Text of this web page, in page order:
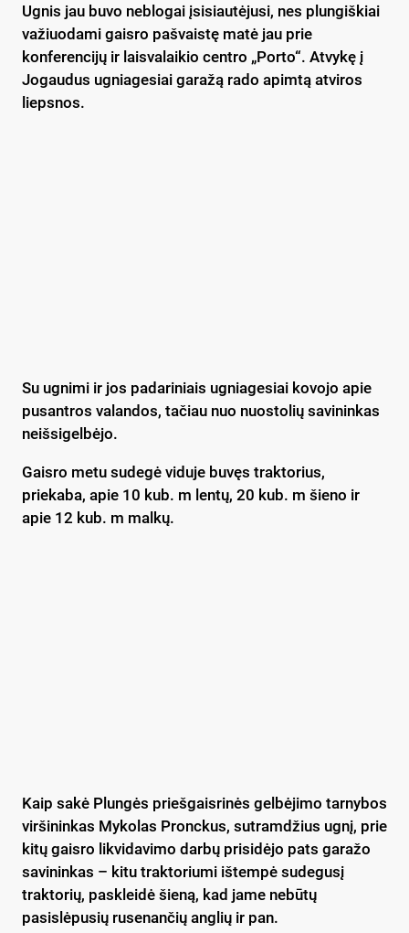
Ugnis jau buvo neblogai įsisiautėjusi, nes plungiškiai
važiuodami gaisro pašvaistę matė jau prie
konferencijų ir laisvalaikio centro „Porto“. Atvykę į
Jogaudus ugniagesiai garažą rado apimtą atviros
liepsnos.
Su ugnimi ir jos padariniais ugniagesiai kovojo apie
pusantros valandos, tačiau nuo nuostolių savininkas
neišsigelbėjo.
Gaisro metu sudegė viduje buvęs traktorius,
priekaba, apie 10 kub. m lentų, 20 kub. m šieno ir
apie 12 kub. m malkų.
Kaip sakė Plungės priešgaisrinės gelbėjimo tarnybos
viršininkas Mykolas Pronckus, sutramdžius ugnį, prie
kitų gaisro likvidavimo darbų prisidėjo pats garažo
savininkas – kitu traktoriumi ištempė sudegusį
traktorių, paskleidė šieną, kad jame nebūtų
pasislėpusių rusenančių anglių ir pan.